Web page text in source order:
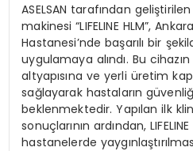
ASELSAN tarafından
makinesi “LIFELINE HLM”,
Hastanesi’nde başarılı bir
uygulamaya alındı. Bu cihazın
altyapısına ve yerli üretim
sağlayarak hastaların
beklenmektedir. Yapılan ilk
sonuçlarının ardından, LIFELINE
hastanelerde